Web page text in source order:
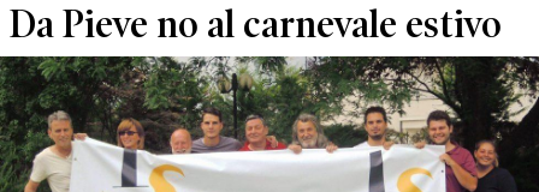
Da Pieve no al carnevale estivo